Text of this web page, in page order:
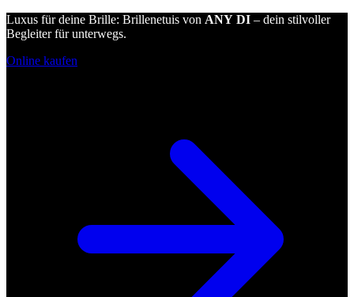
Luxus für deine Brille: Brillenetuis von ANY DI – dein stilvoller
Begleiter für unterwegs.
Online kaufen